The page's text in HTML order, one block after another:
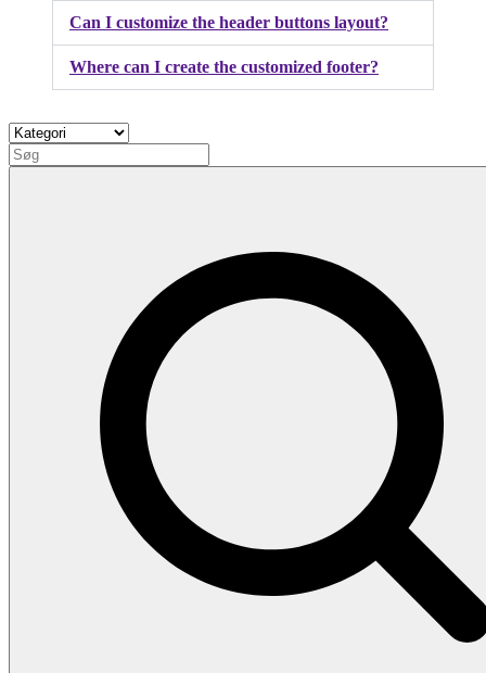
Can I customize the header buttons layout?
Where can I create the customized footer?